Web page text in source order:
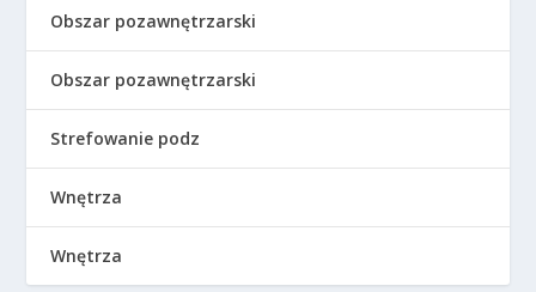
Obszar pozawnętrzarski
Obszar pozawnętrzarski
Strefowanie podz
Wnętrza
Wnętrza